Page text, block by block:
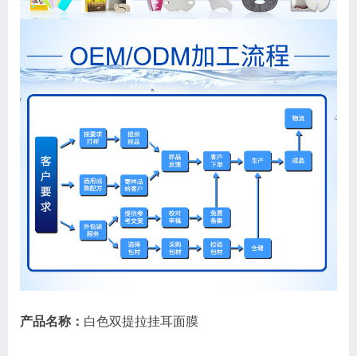
产品名称： 白色双提拉挂耳面膜